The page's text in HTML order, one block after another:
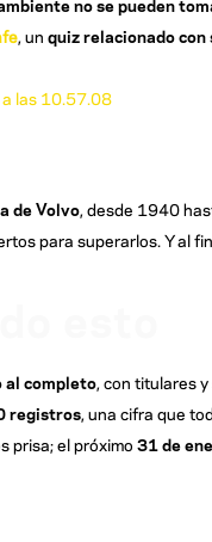
, un quiz relacionado con
de Volvo , desde 1940
para superarlos. Y al
al completo , con titulares
registros , una cifra que
prisa; el próximo 31 de